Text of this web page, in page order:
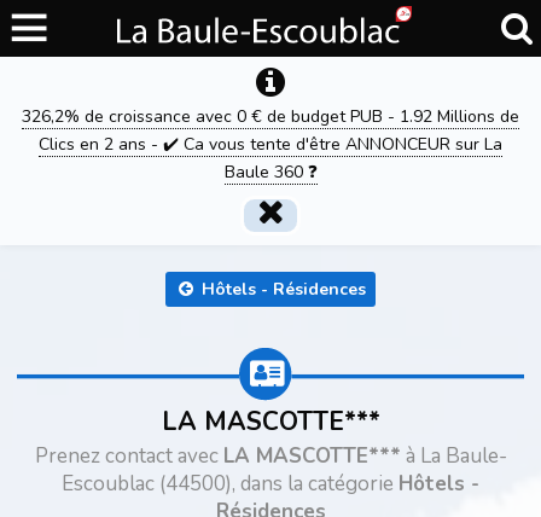
326,2% de croissance avec 0 € de budget PUB - 1.92 Millions de
Clics en 2 ans - ✔️ Ca vous tente d'être ANNONCEUR sur La
Baule 360 ❓
Hôtels - Résidences
LA MASCOTTE***
Prenez contact avec LA MASCOTTE*** à La Baule-
Escoublac (44500), dans la catégorie Hôtels -